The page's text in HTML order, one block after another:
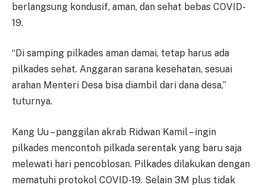
berlangsung kondusif, aman, dan sehat bebas COVID-
19.
“Di samping pilkades aman damai, tetap harus ada
pilkades sehat. Anggaran sarana kesehatan, sesuai
arahan Menteri Desa bisa diambil dari dana desa,”
tuturnya.
Kang Uu – panggilan akrab Ridwan Kamil – ingin
pilkades mencontoh pilkada serentak yang baru saja
melewati hari pencoblosan. Pilkades dilakukan dengan
mematuhi protokol COVID-19. Selain 3M plus tidak